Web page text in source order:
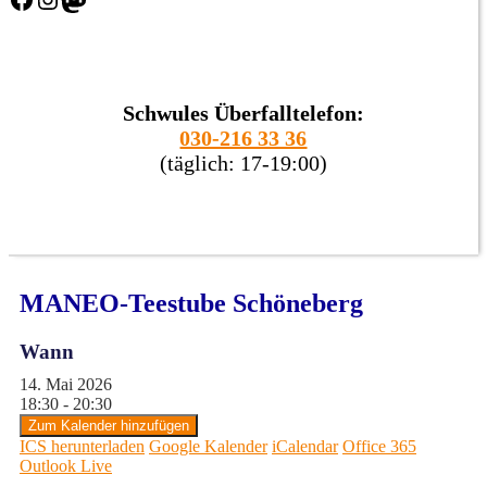
Schwules Überfalltelefon:
030-216 33 36
(täglich: 17-19:00)
MANEO-Teestube Schöneberg
Wann
14. Mai 2026
18:30 - 20:30
Zum Kalender hinzufügen
ICS herunterladen Google Kalender iCalendar Office 365
Outlook Live